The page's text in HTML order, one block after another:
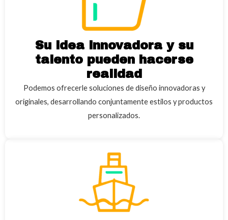
Su idea innovadora y su
talento pueden hacerse
realidad
Podemos ofrecerle soluciones de diseño innovadoras y
originales, desarrollando conjuntamente estilos y productos
personalizados.